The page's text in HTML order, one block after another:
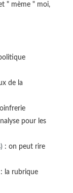
" mème " moi,
de la
pour les
: on peut rire
la rubrique